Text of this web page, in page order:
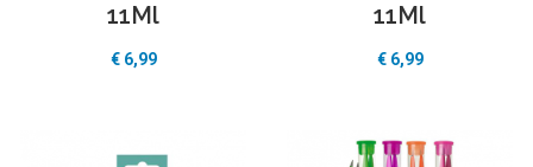
11Ml
€ 6,99
11Ml
€ 6,99